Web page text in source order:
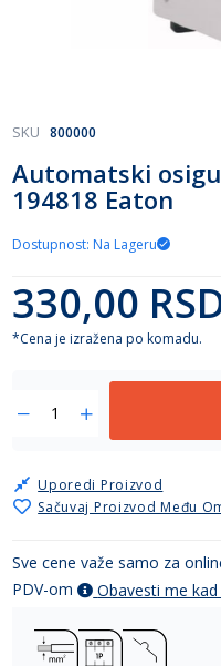
Skip
the
beginning
the
gallery
Automatski
194818 Eaton
SKU 800000
Dostupnost: Na Lageru
330,00
*Cena je izražena po komadu.
Sačuvaj Proizvod Među
Uporedi Proizvod
Sve cene važe samo za
PDV-om
Obavesti me